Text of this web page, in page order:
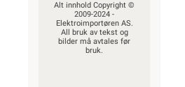
Alt innhold Copyright ©
2009-2024 -
Elektroimportøren AS.
All bruk av tekst og
bilder må avtales før
bruk.